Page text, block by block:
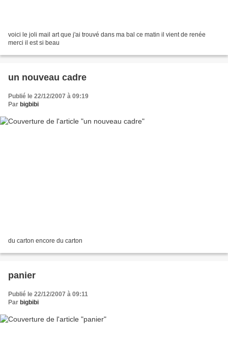
voici le joli mail art que j'ai trouvé dans ma bal ce matin il vient de renée
merci il est si beau
un nouveau cadre
Publié le 22/12/2007 à 09:19
Par bigbibi
du carton encore du carton
panier
Publié le 22/12/2007 à 09:11
Par bigbibi